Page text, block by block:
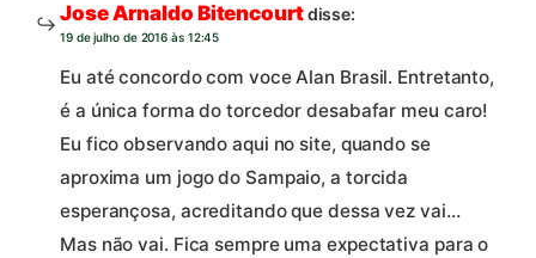
Jose Arnaldo Bitencourtdisse:
19 de julho de 2016 às 12:45
Eu até concordo com voce Alan Brasil. Entretanto,
é a única forma do torcedor desabafar meu caro!
Eu fico observando aqui no site, quando se
aproxima um jogo do Sampaio, a torcida
esperançosa, acreditando que dessa vez vai…
Mas não vai. Fica sempre uma expectativa para o